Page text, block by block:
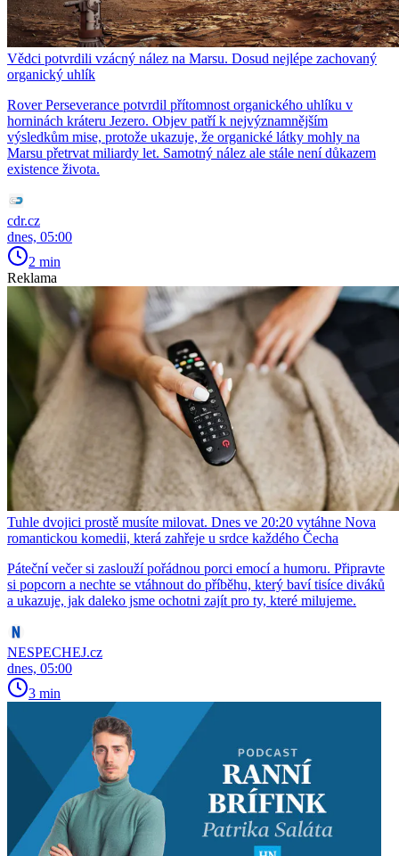
Vědci potvrdili vzácný nález na Marsu. Dosud nejlépe zachovaný
organický uhlík
Rover Perseverance potvrdil přítomnost organického uhlíku v
horninách kráteru Jezero. Objev patří k nejvýznamnějším
výsledkům mise, protože ukazuje, že organické látky mohly na
Marsu přetrvat miliardy let. Samotný nález ale stále není důkazem
existence života.
cdr.cz
dnes, 05:00
2 min
Reklama
Tuhle dvojici prostě musíte milovat. Dnes ve 20:20 vytáhne Nova
romantickou komedii, která zahřeje u srdce každého Čecha
Páteční večer si zaslouží pořádnou porci emocí a humoru. Připravte
si popcorn a nechte se vtáhnout do příběhu, který baví tisíce diváků
a ukazuje, jak daleko jsme ochotni zajít pro ty, které milujeme.
NESPECHEJ.cz
dnes, 05:00
3 min